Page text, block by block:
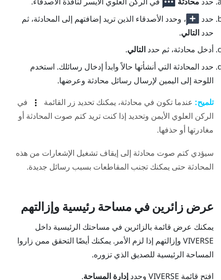
حدد
، وحدد الأصدقاء الذين تريد إضافتهم إلى المحادثة، ثم
حدد التالي.
أدخل محادثة، ثم حدد التالي.
حدد المحادثة التي أنشأتها حالاً وابدأ إدخال رسائلك. استخدم
اللوحة إلى اليمين لإرسال رسائل محادثة وعرضها.
تلميح: عندما تكون في محادثة، يمكنك تحديد زر القائمة
في
الركن العلوي الأيمن وتحديد إذا كنت تريد كتم صوت المحادثة أو
مغادرتها أو حذفها.
سيؤدي كتم صوت محادثة إلى إيقاف تشغيل الإشعارات من هذه
المحادثة حتى يمكنك تجنب المقاطعات بسبب رسائل جديدة.
عرض زائرين في مساحة رئيسية وإزالتهم
يمكنك عرض قائمة بالزائرين في مساحتك الرئيسية داخل
VIVERSE وإزالتهم إذا لزم الأمر. يمكنك أيضًا التحقق ممن زاروا
المساحة الرئيسية للصديق الذي تزوره.
افتح قائمة VIVERSE وحدد إدارة المساحة.